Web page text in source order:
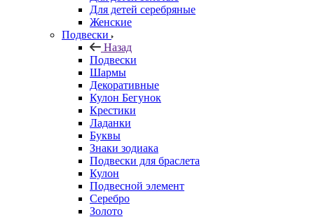
Для детей серебряные
Женские
Подвески
Назад
Подвески
Шармы
Декоративные
Кулон Бегунок
Крестики
Ладанки
Буквы
Знаки зодиака
Подвески для браслета
Кулон
Подвесной элемент
Серебро
Золото